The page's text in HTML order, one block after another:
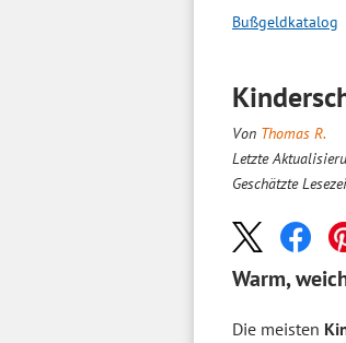
Bußgeldkatalog
Von Thomas R.
Letzte
Geschätzte
Warm,
Die meisten